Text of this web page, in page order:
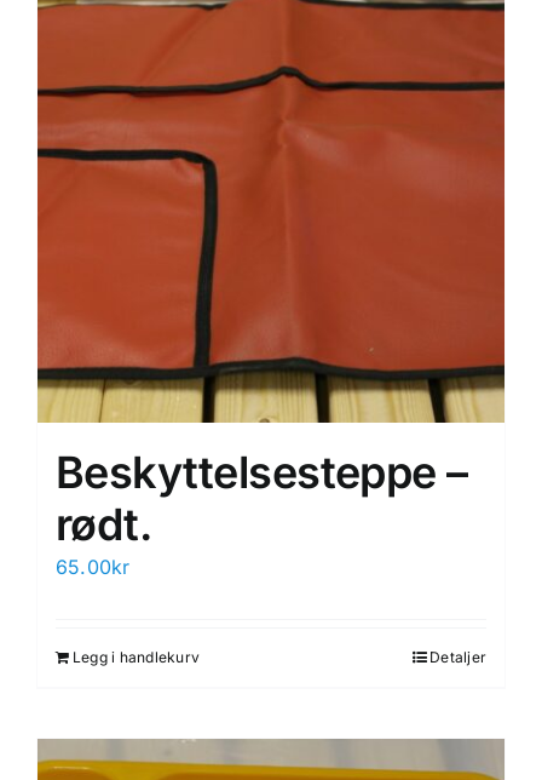
Beskyttelsesteppe –
rødt.
65.00kr
Legg i handlekurv Detaljer